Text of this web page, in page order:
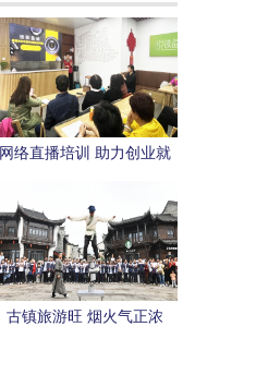
网络直播培训 助力创业就
古镇旅游旺 烟火气正浓